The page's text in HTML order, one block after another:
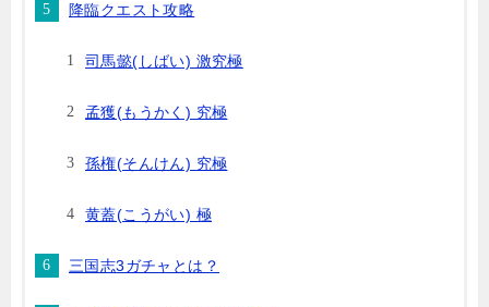
降臨クエスト攻略
司馬懿(しばい) 激究極
孟獲(もうかく) 究極
孫権(そんけん) 究極
黄蓋(こうがい) 極
三国志3ガチャとは？